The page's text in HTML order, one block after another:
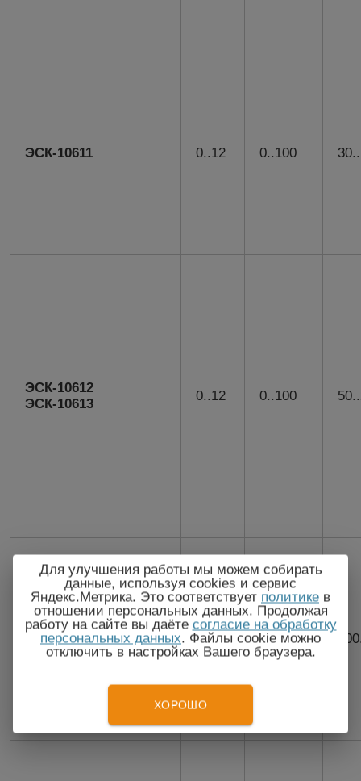
ЭСК-10611 0..12 0..100
ЭСК-10612
ЭСК-10613
0..12 0..100
ЭСК-10614 0..12 0..100
Для улучшения работы мы можем собирать
данные, используя cookies и сервис
Яндекс.Метрика. Это соответствует политике в
отношении персональных данных. Продолжая
работу на сайте вы даёте согласие на обработку
персональных данных. Файлы cookie можно
отключить в настройках Вашего браузера.
ХОРОШО